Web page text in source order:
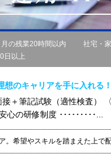
月の残業20時間以内
社宅・
日以上
のキャリアを手に入れる！
＋筆記試験（適性検査）
の研修制度 ･････････...
希望やスキルを踏まえた上で配